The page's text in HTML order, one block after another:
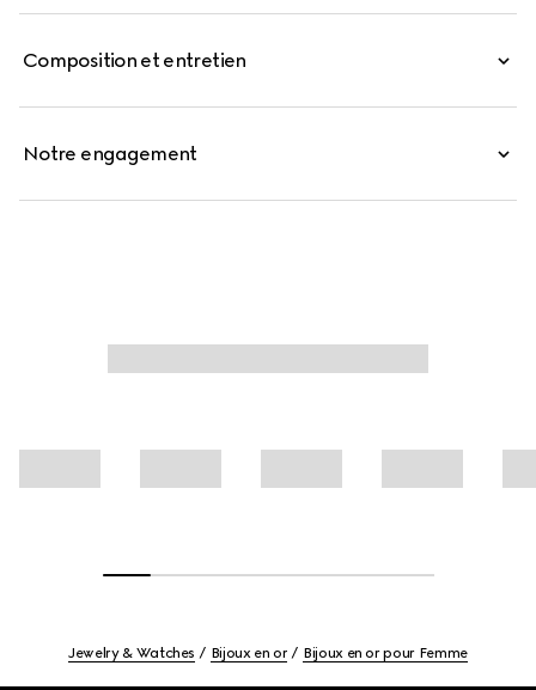
Composition et entretien
Notre engagement
Jewelry & Watches Bijoux en or Bijoux en or pour Femme